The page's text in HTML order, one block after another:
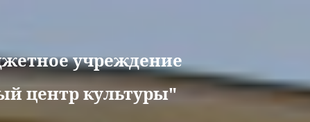
учреждение
центр культуры"